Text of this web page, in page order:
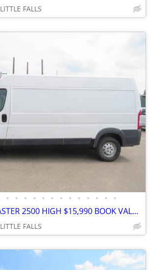
LITTLE FALLS
• • • • • • • • • • • • •
2014 RAM PROMASTER 2500 HIGH $15,990 BOOK VALUE EXCELLENT CONDITION!!!
LITTLE FALLS